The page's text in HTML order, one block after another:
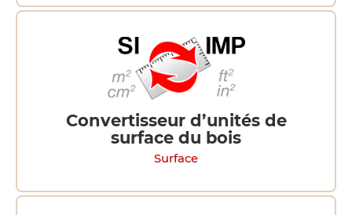
Convertisseur d’unités de
surface du bois
Surface